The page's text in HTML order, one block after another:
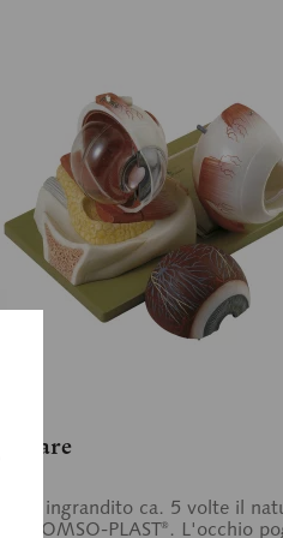
ingrandito ca. 5 volte il
in SOMSO-PLAST®. L'occhio